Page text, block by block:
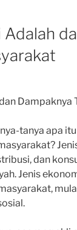
Dampaknya
tanya apa
dan
Jenis